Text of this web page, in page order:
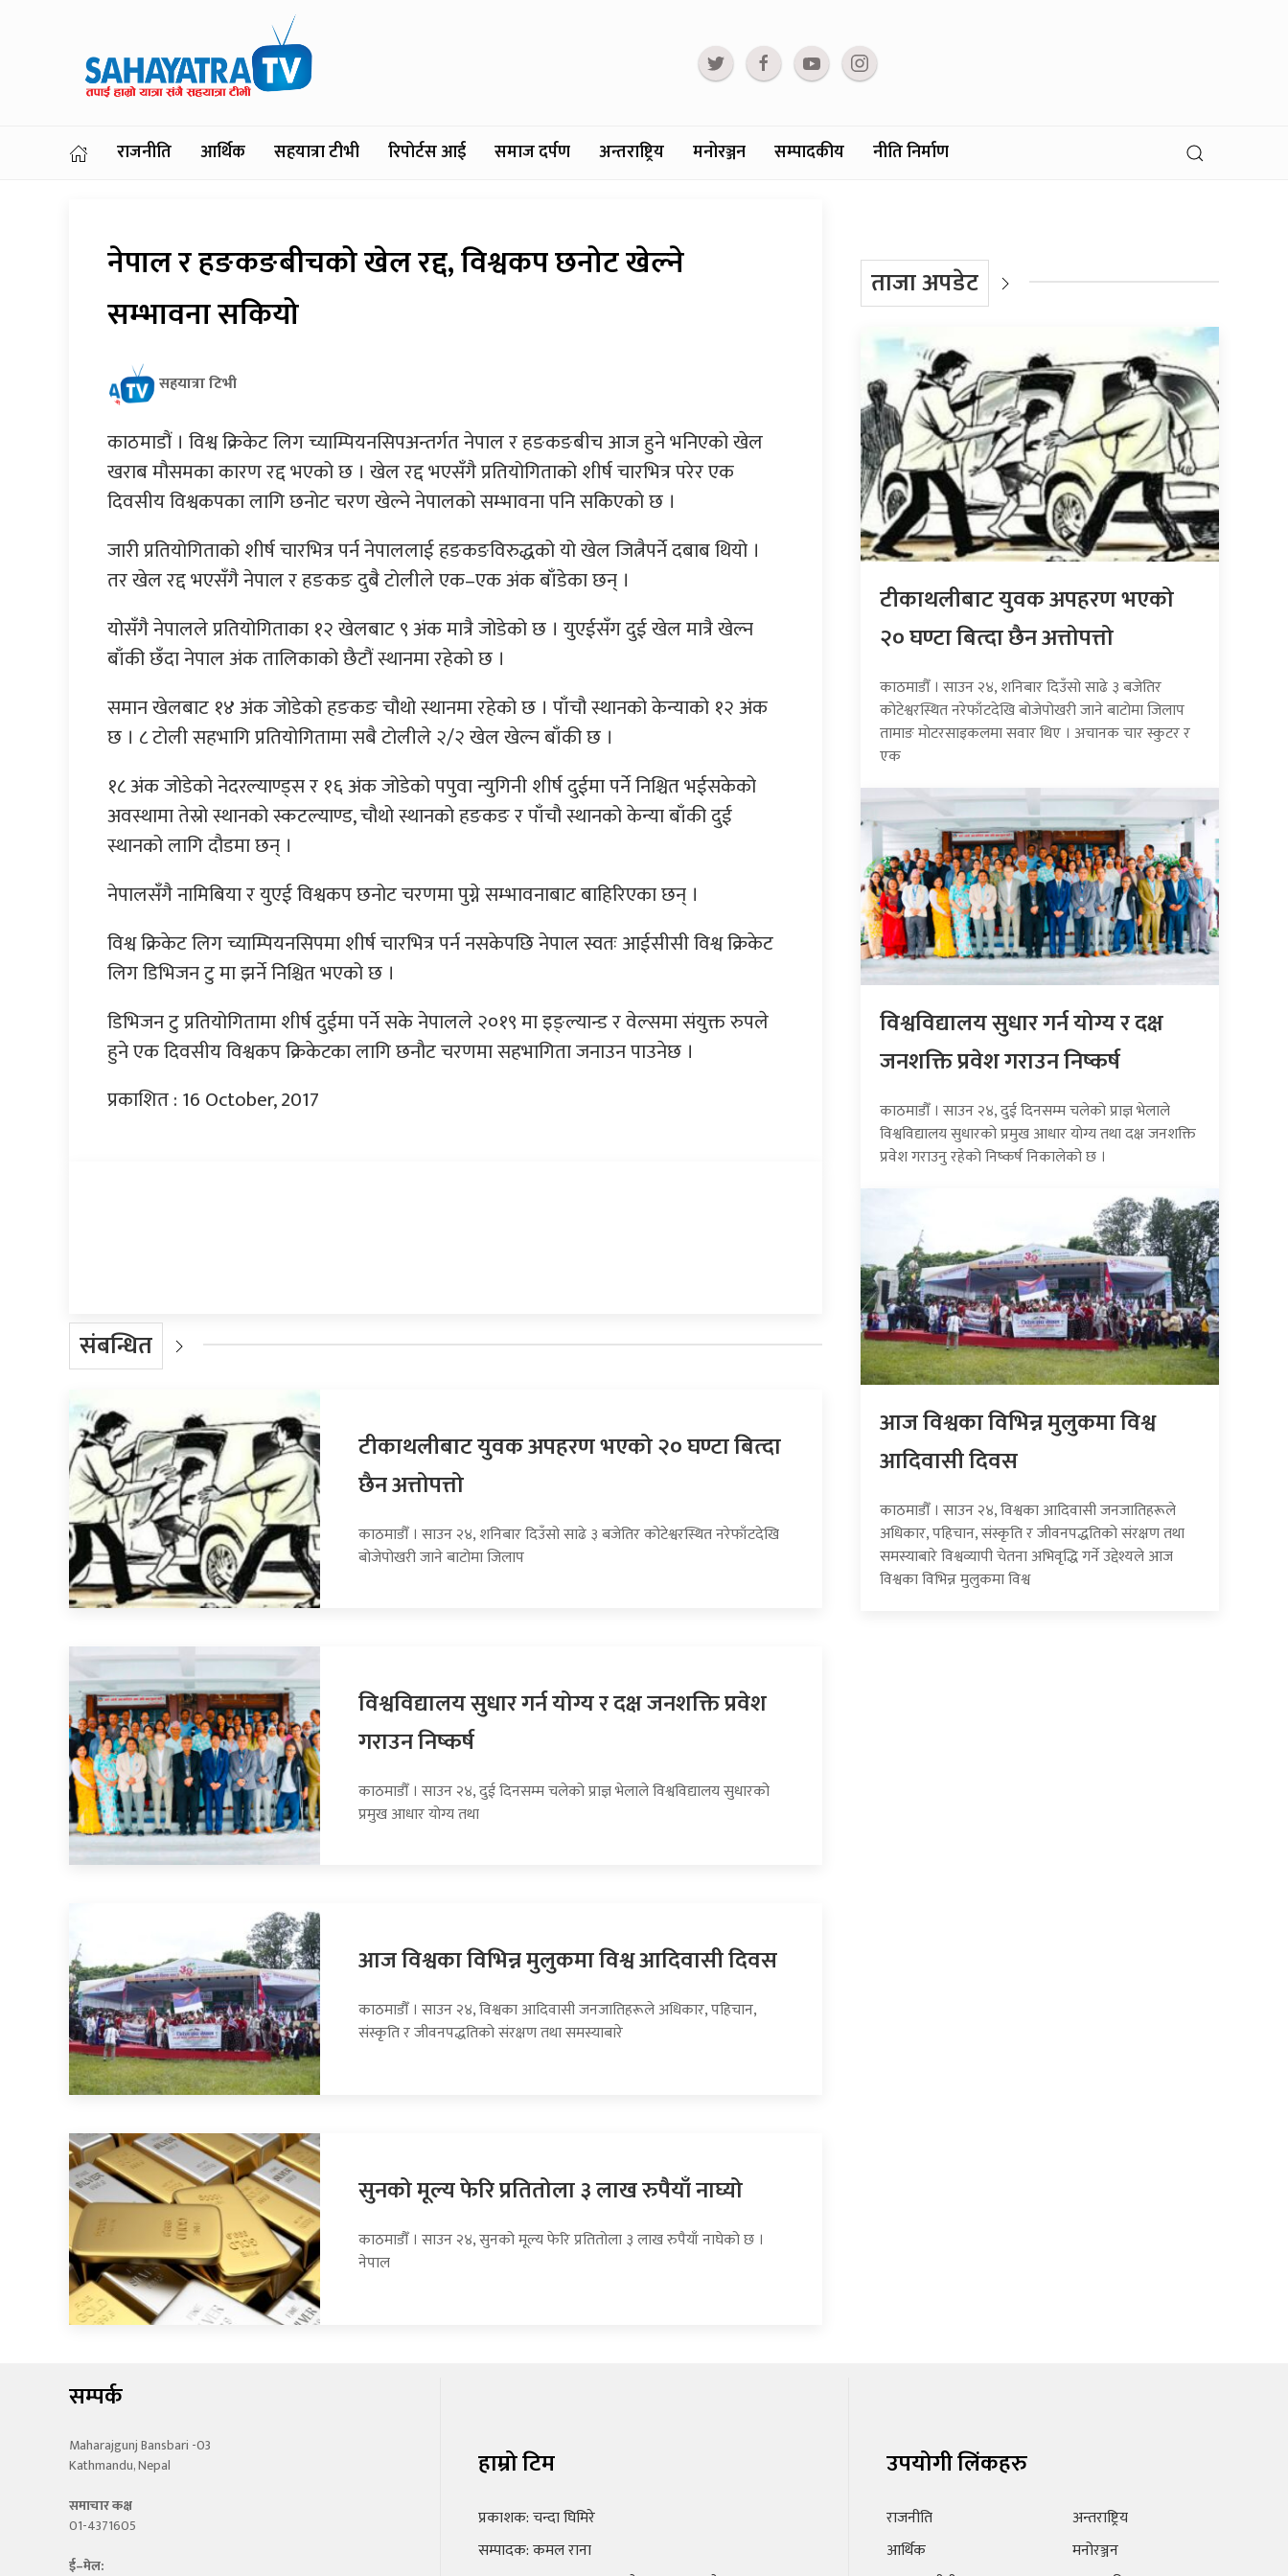
राजनीति आर्थिक सहयात्रा टीभी रिपोर्टस आई समाज दर्पण अन्तराष्ट्रिय मनोरञ्जन सम्पादकीय नीति निर्माण
नेपाल र हङकङबीचको खेल रद्द, विश्वकप छनोट खेल्ने
सम्भावना सकियो
सहयात्रा टिभी
काठमाडौं । विश्व क्रिकेट लिग च्याम्पियनसिपअन्तर्गत नेपाल र हङकङबीच आज हुने भनिएको खेल
खराब मौसमका कारण रद्द भएको छ । खेल रद्द भएसँगै प्रतियोगिताको शीर्ष चारभित्र परेर एक
दिवसीय विश्वकपका लागि छनोट चरण खेल्ने नेपालको सम्भावना पनि सकिएको छ ।
जारी प्रतियोगिताको शीर्ष चारभित्र पर्न नेपाललाई हङकङविरुद्धको यो खेल जित्नैपर्ने दबाब थियो ।
तर खेल रद्द भएसँगै नेपाल र हङकङ दुबै टोलीले एक–एक अंक बाँडेका छन् ।
योसँगै नेपालले प्रतियोगिताका १२ खेलबाट ९ अंक मात्रै जोडेको छ । युएईसँग दुई खेल मात्रै खेल्न
बाँकी छँदा नेपाल अंक तालिकाको छैटौं स्थानमा रहेको छ ।
समान खेलबाट १४ अंक जोडेको हङकङ चौथो स्थानमा रहेको छ । पाँचौ स्थानको केन्याको १२ अंक
छ । ८ टोली सहभागि प्रतियोगितामा सबै टोलीले २/२ खेल खेल्न बाँकी छ ।
१८ अंक जोडेको नेदरल्याण्ड्स र १६ अंक जोडेको पपुवा न्युगिनी शीर्ष दुईमा पर्ने निश्चित भईसकेको
अवस्थामा तेस्रो स्थानको स्कटल्याण्ड, चौथो स्थानको हङकङ र पाँचौ स्थानको केन्या बाँकी दुई
स्थानको लागि दौडमा छन् ।
नेपालसँगै नामिबिया र युएई विश्वकप छनोट चरणमा पुग्ने सम्भावनाबाट बाहिरिएका छन् ।
विश्व क्रिकेट लिग च्याम्पियनसिपमा शीर्ष चारभित्र पर्न नसकेपछि नेपाल स्वतः आईसीसी विश्व क्रिकेट
लिग डिभिजन टु मा झर्ने निश्चित भएको छ ।
डिभिजन टु प्रतियोगितामा शीर्ष दुईमा पर्ने सके नेपालले २०१९ मा इङ्ल्यान्ड र वेल्समा संयुक्त रुपले
हुने एक दिवसीय विश्वकप क्रिकेटका लागि छनौट चरणमा सहभागिता जनाउन पाउनेछ ।
प्रकाशित : 16 October, 2017
संबन्धित
टीकाथलीबाट युवक अपहरण भएको २० घण्टा बित्दा
छैन अत्तोपत्तो
काठमाडौँ । साउन २४, शनिबार दिउँसो साढे ३ बजेतिर कोटेश्वरस्थित नरेफाँटदेखि
बोजेपोखरी जाने बाटोमा जिलाप
विश्वविद्यालय सुधार गर्न योग्य र दक्ष जनशक्ति प्रवेश
गराउन निष्कर्ष
काठमाडौँ । साउन २४, दुई दिनसम्म चलेको प्राज्ञ भेलाले विश्वविद्यालय सुधारको
प्रमुख आधार योग्य तथा
आज विश्वका विभिन्न मुलुकमा विश्व आदिवासी दिवस
काठमाडौँ । साउन २४, विश्वका आदिवासी जनजातिहरूले अधिकार, पहिचान,
संस्कृति र जीवनपद्धतिको संरक्षण तथा समस्याबारे
सुनको मूल्य फेरि प्रतितोला ३ लाख रुपैयाँ नाघ्यो
काठमाडौँ । साउन २४, सुनको मूल्य फेरि प्रतितोला ३ लाख रुपैयाँ नाघेको छ ।
नेपाल
ताजा अपडेट
टीकाथलीबाट युवक अपहरण भएको
२० घण्टा बित्दा छैन अत्तोपत्तो
काठमाडौँ । साउन २४, शनिबार दिउँसो साढे ३ बजेतिर
कोटेश्वरस्थित नरेफाँटदेखि बोजेपोखरी जाने बाटोमा जिलाप
तामाङ मोटरसाइकलमा सवार थिए । अचानक चार स्कुटर र
एक
विश्वविद्यालय सुधार गर्न योग्य र दक्ष
जनशक्ति प्रवेश गराउन निष्कर्ष
काठमाडौँ । साउन २४, दुई दिनसम्म चलेको प्राज्ञ भेलाले
विश्वविद्यालय सुधारको प्रमुख आधार योग्य तथा दक्ष जनशक्ति
प्रवेश गराउनु रहेको निष्कर्ष निकालेको छ ।
आज विश्वका विभिन्न मुलुकमा विश्व
आदिवासी दिवस
काठमाडौँ । साउन २४, विश्वका आदिवासी जनजातिहरूले
अधिकार, पहिचान, संस्कृति र जीवनपद्धतिको संरक्षण तथा
समस्याबारे विश्वव्यापी चेतना अभिवृद्धि गर्ने उद्देश्यले आज
विश्वका विभिन्न मुलुकमा विश्व
सम्पर्क
Maharajgunj Bansbari -03
Kathmandu, Nepal
समाचार कक्ष
01-4371605
ई–मेल:
हाम्रो टिम
प्रकाशक: चन्दा घिमिरे
सम्पादक: कमल राना
उपयोगी लिंकहरु
राजनीति
आर्थिक
अन्तराष्ट्रिय
मनोरञ्जन